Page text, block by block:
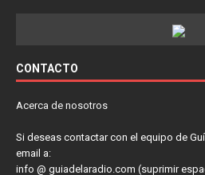
CONTACTO
Acerca de nosotros
Si deseas contactar con el equipo de
email a:
info @ guiadelaradio.com (suprimir